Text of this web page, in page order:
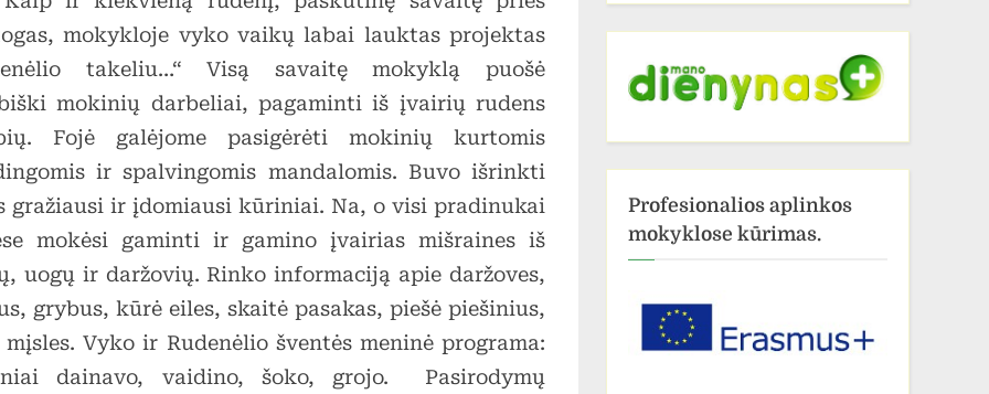
mokykloje vyko vaikų labai lauktas projektas
takeliu…“ Visą savaitę mokyklą puošė
mokinių darbeliai, pagaminti iš įvairių rudens
Fojė galėjome pasigėrėti mokinių kurtomis
ir spalvingomis mandalomis. Buvo išrinkti
gražiausi ir įdomiausi kūriniai. Na, o visi pradinukai
mokėsi gaminti ir gamino įvairias mišraines iš
uogų ir daržovių. Rinko informaciją apie daržoves,
grybus, kūrė eiles, skaitė pasakas, piešė piešinius,
mįsles. Vyko ir Rudenėlio šventės meninė programa:
dainavo, vaidino, šoko, grojo. Pasirodymų
Profesionalios aplinkos
mokyklose kūrimas.